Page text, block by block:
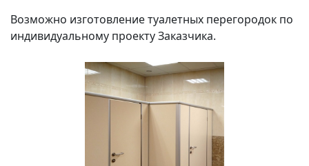
Возможно изготовление туалетных перегородок по
индивидуальному проекту Заказчика.